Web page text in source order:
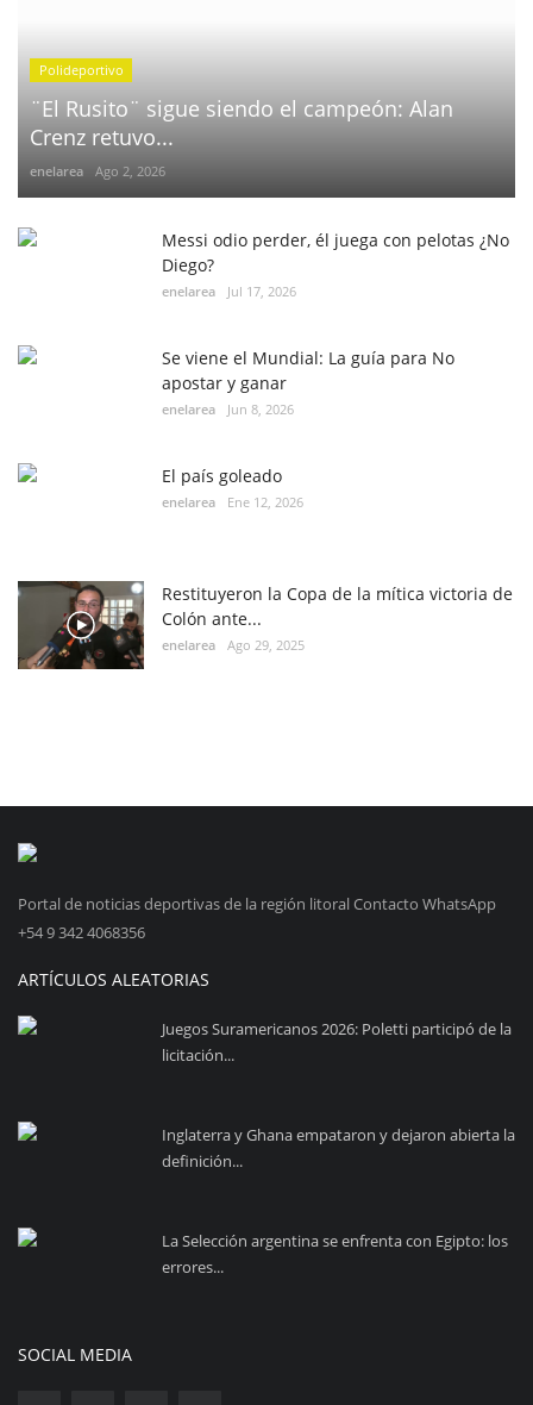
Polideportivo
¨El Rusito¨ sigue siendo el campeón: Alan
Crenz retuvo...
enelarea Ago 2, 2026
Messi odio perder, él juega con pelotas ¿No
Diego?
enelarea Jul 17, 2026
Se viene el Mundial: La guía para No
apostar y ganar
enelarea Jun 8, 2026
El país goleado
enelarea Ene 12, 2026
Restituyeron la Copa de la mítica victoria de
Colón ante...
enelarea Ago 29, 2025
Portal de noticias deportivas de la región litoral Contacto WhatsApp
+54 9 342 4068356
ARTÍCULOS ALEATORIAS
Juegos Suramericanos 2026: Poletti participó de la
licitación...
Inglaterra y Ghana empataron y dejaron abierta la
definición...
La Selección argentina se enfrenta con Egipto: los
errores...
SOCIAL MEDIA